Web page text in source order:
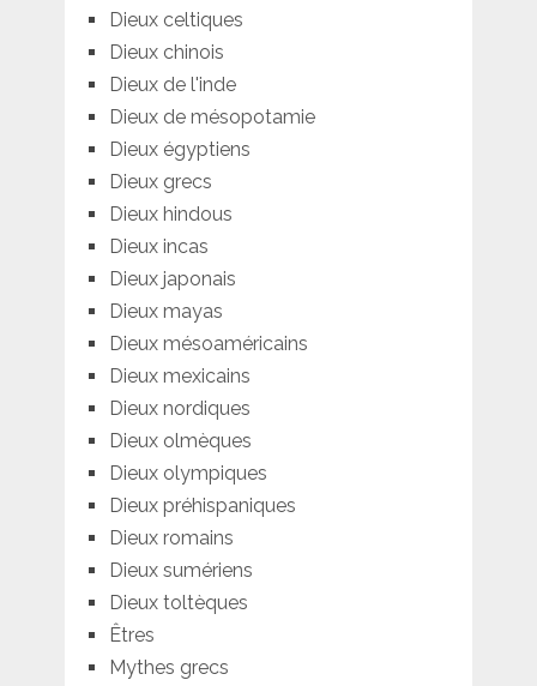
Dieux celtiques
Dieux chinois
Dieux de l'inde
Dieux de mésopotamie
Dieux égyptiens
Dieux grecs
Dieux hindous
Dieux incas
Dieux japonais
Dieux mayas
Dieux mésoaméricains
Dieux mexicains
Dieux nordiques
Dieux olmèques
Dieux olympiques
Dieux préhispaniques
Dieux romains
Dieux sumériens
Dieux toltèques
Êtres
Mythes grecs